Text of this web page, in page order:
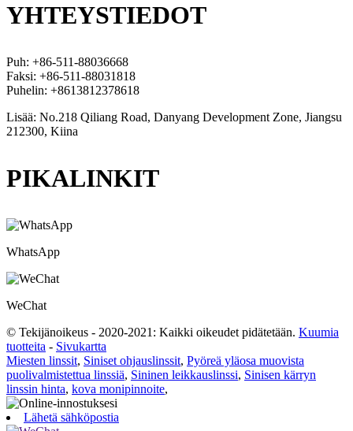
YHTEYSTIEDOT
Puh: +86-511-88036668
Faksi: +86-511-88031818
Puhelin: +8613812378618
Lisää: No.218 Qiliang Road, Danyang Development Zone, Jiangsu
212300, Kiina
PIKALINKIT
WhatsApp
WeChat
© Tekijänoikeus - 2020-2021: Kaikki oikeudet pidätetään. Kuumia
tuotteita - Sivukartta
Miesten linssit, Siniset ohjauslinssit, Pyöreä yläosa muovista
puolivalmistettua linssiä, Sininen leikkauslinssi, Sinisen kärryn
linssin hinta, kova monipinnoite,
Lähetä sähköpostia